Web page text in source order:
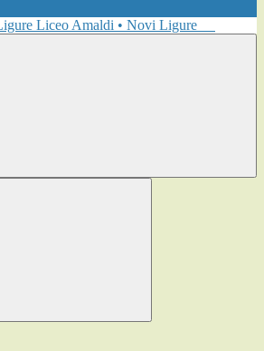
Liceo Amaldi • Novi Ligure